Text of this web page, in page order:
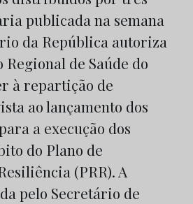
publicada na semana
da República autoriza
de Saúde do
à repartição de
ao lançamento dos
a execução dos
do Plano de
(PRR). A
pelo Secretário de